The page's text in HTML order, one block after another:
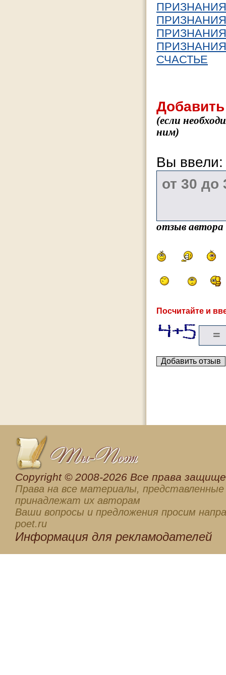
СЧАСТЬЕ
(если
ним)
Вы
отзыв
Посчитайте и
Сopyright © 2008-2026 Все права
Права на все материалы, представленные
принадлежат их авторам
Ваши вопросы и предложения просим
poet.ru
Информация для рекламодателей